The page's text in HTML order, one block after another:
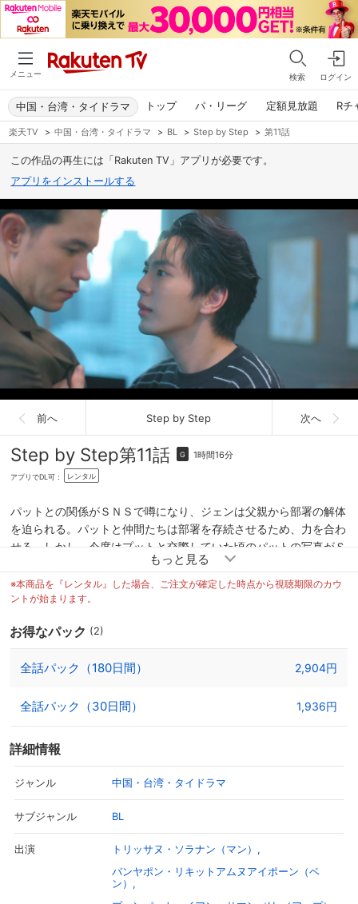
メニュー 検索 ログイン
トップ パ・リーグ 定額見放題 Rチ
中国・台湾・タイドラマ
楽天TV > 中国・台湾・タイドラマ > BL > Step by Step > 第11話
この作品の再生には「Rakuten TV」アプリが必要です。
アプリをインストールする
前へ Step by Step 次へ
Step by Step第11話 G 1時間16分
アプリでDL可： レンタル
パットとの関係がＳＮＳで噂になり、ジェンは父親から部署の解体
を迫られる。パットと仲間たちは部署を存続させるため、力を合わ
せる。しかし、今度はプットと交際していた頃のパットの写真がＳ
ＮＳに出てしまい…。パットたちの部署に存続の危機が訪れる。
※本商品を『レンタル』した場合、ご注文が確定した時点から視聴期限のカウ
ントが始まります。
お得なパック (2)
全話パック（180日間） 2,904円
全話パック（30日間） 1,936円
詳細情報
ジャンル 中国・台湾・タイドラマ
サブジャンル BL
出演
トリッサヌ・ソラナン（マン）
バンヤポン・リキットアムヌアイポーン（ベ
ン）